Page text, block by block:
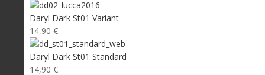
Daryl Dark St01 Variant
14,90 €
Daryl Dark St01 Standard
14,90 €